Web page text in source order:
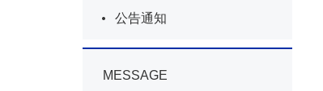
公告通知
MESSAGE